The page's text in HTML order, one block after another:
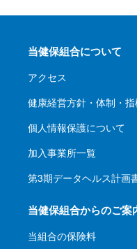
当健保組合について
アクセス
健康経営方針・体制・
個人情報保護について
加入事業所一覧
第3期データヘルス計画
当健保組合からのご案
当組合の保険料